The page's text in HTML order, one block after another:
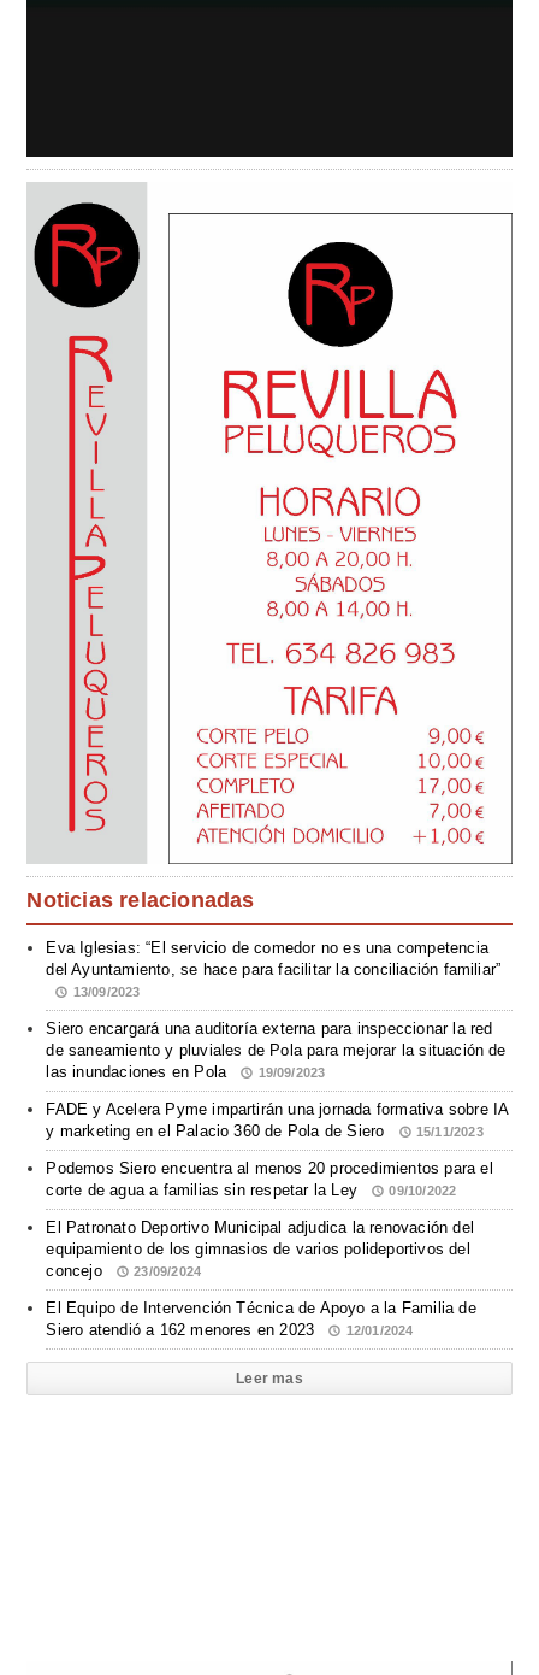
Noticias relacionadas
Eva Iglesias: “El servicio de comedor no es una competencia
del Ayuntamiento, se hace para facilitar la conciliación familiar”
13/09/2023
Siero encargará una auditoría externa para inspeccionar la red
de saneamiento y pluviales de Pola para mejorar la situación de
las inundaciones en Pola
19/09/2023
FADE y Acelera Pyme impartirán una jornada formativa sobre IA
y marketing en el Palacio 360 de Pola de Siero
15/11/2023
Podemos Siero encuentra al menos 20 procedimientos para el
corte de agua a familias sin respetar la Ley
09/10/2022
El Patronato Deportivo Municipal adjudica la renovación del
equipamiento de los gimnasios de varios polideportivos del
concejo
23/09/2024
El Equipo de Intervención Técnica de Apoyo a la Familia de
Siero atendió a 162 menores en 2023
12/01/2024
Leer mas